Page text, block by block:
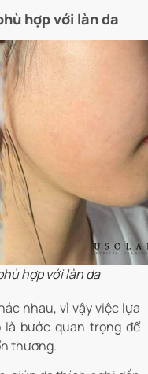
hợp với làn da
hợp với làn da
nhau, vì vậy việc lựa
bước quan trọng để
thương.